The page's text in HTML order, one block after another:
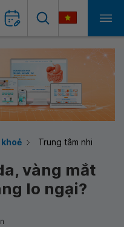
Trung tâm nhi
vàng mắt
lo ngại?